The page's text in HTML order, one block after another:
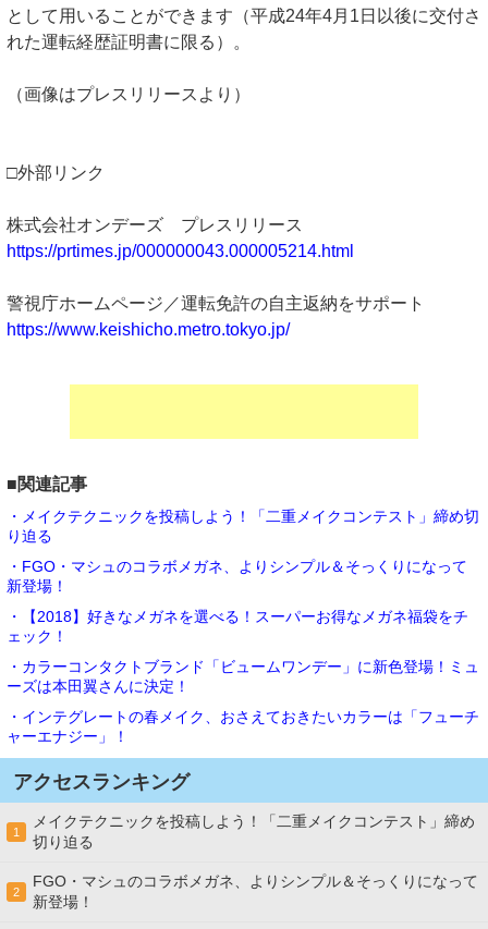
として用いることができます（平成24年4月1日以後に交付さ
れた運転経歴証明書に限る）。
（画像はプレスリリースより）
□外部リンク
株式会社オンデーズ プレスリリース
https://prtimes.jp/000000043.000005214.html
警視庁ホームページ／運転免許の自主返納をサポート
https://www.keishicho.metro.tokyo.jp/
■関連記事
・メイクテクニックを投稿しよう！「二重メイクコンテスト」締め切
り迫る
・FGO・マシュのコラボメガネ、よりシンプル＆そっくりになって
新登場！
・【2018】好きなメガネを選べる！スーパーお得なメガネ福袋をチ
ェック！
・カラーコンタクトブランド「ビュームワンデー」に新色登場！ミュ
ーズは本田翼さんに決定！
・インテグレートの春メイク、おさえておきたいカラーは「フューチ
ャーエナジー」！
アクセスランキング
1
メイクテクニックを投稿しよう！「二重メイクコンテスト」締め
切り迫る
2
FGO・マシュのコラボメガネ、よりシンプル＆そっくりになって
新登場！